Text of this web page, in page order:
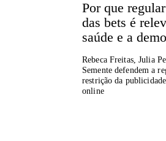
Por que
das bets é
saúde e a
Rebeca Freitas, Julia
Semente defendem a
restrição da publicidade
online